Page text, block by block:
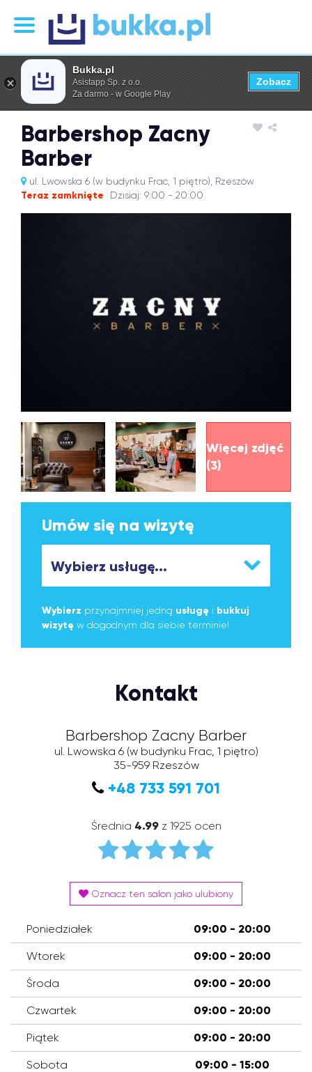
Barbershop Zacny
Barber
ul. Lwowska 6 (w budynku Frac, 1 piętro), Rzeszów
Teraz zamknięte Dzisiaj: 9:00 - 20:00
Więcej zdjęć
(3)
Umów się na wizytę
Wybierz przynajmniej jedną usługę i bukkuj
wizytę w dogodnym dla siebie terminie!
Kontakt
Barbershop Zacny Barber
ul. Lwowska 6(w budynku Frac, 1 piętro)
35-959 Rzeszów
+48 733 591 701
Średnia 4.99z 1925 ocen
Oznacz ten salon jako ulubiony
Poniedziałek 09:00 - 20:00
Wtorek 09:00 - 20:00
Środa 09:00 - 20:00
Czwartek 09:00 - 20:00
Piątek 09:00 - 20:00
Sobota 09:00 - 15:00
Bukka.pl
Asistapp Sp. z o.o.
Za darmo - w Google Play
Zobacz